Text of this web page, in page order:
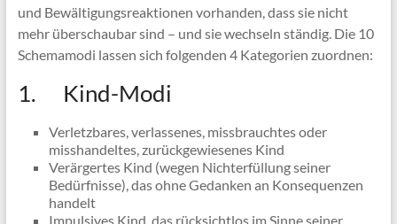
und Bewältigungsreaktionen vorhanden, dass sie nicht
mehr überschaubar sind – und sie wechseln ständig. Die 10
Schemamodi lassen sich folgenden 4 Kategorien zuordnen:
1. Kind-Modi
Verletzbares, verlassenes, missbrauchtes oder
misshandeltes, zurückgewiesenes Kind
Verärgertes Kind (wegen Nichterfüllung seiner
Bedürfnisse), das ohne Gedanken an Konsequenzen
handelt
Impulsives Kind, das rücksichtlos im Sinne seiner